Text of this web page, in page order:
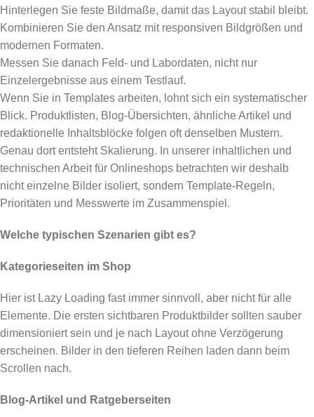
Hinterlegen Sie feste Bildmaße, damit das Layout stabil bleibt.
Kombinieren Sie den Ansatz mit responsiven Bildgrößen und
modernen Formaten.
Messen Sie danach Feld- und Labordaten, nicht nur
Einzelergebnisse aus einem Testlauf.
Wenn Sie in Templates arbeiten, lohnt sich ein systematischer
Blick. Produktlisten, Blog-Übersichten, ähnliche Artikel und
redaktionelle Inhaltsblöcke folgen oft denselben Mustern.
Genau dort entsteht Skalierung. In unserer inhaltlichen und
technischen Arbeit für Onlineshops betrachten wir deshalb
nicht einzelne Bilder isoliert, sondern Template-Regeln,
Prioritäten und Messwerte im Zusammenspiel.
Welche typischen Szenarien gibt es?
Kategorieseiten im Shop
Hier ist Lazy Loading fast immer sinnvoll, aber nicht für alle
Elemente. Die ersten sichtbaren Produktbilder sollten sauber
dimensioniert sein und je nach Layout ohne Verzögerung
erscheinen. Bilder in den tieferen Reihen laden dann beim
Scrollen nach.
Blog-Artikel und Ratgeberseiten